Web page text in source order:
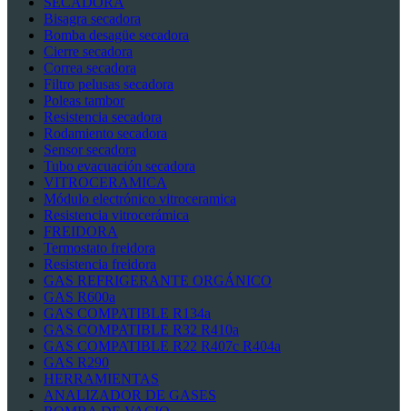
Bisagra secadora
Bomba desagüe secadora
Cierre secadora
Correa secadora
Filtro pelusas secadora
Poleas tambor
Resistencia secadora
Rodamiento secadora
Sensor secadora
Tubo evacuación secadora
VITROCERAMICA
Módulo electrónico vitroceramica
Resistencia vitrocerámica
FREIDORA
Termostato freidora
Resistencia freidora
GAS REFRIGERANTE ORGÁNICO
GAS R600a
GAS COMPATIBLE R134a
GAS COMPATIBLE R32 R410a
GAS COMPATIBLE R22 R407c R404a
GAS R290
HERRAMIENTAS
ANALIZADOR DE GASES